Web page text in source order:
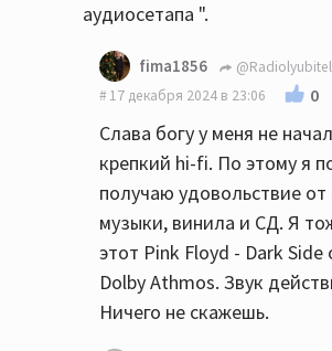
аудиосетапа ".
fima1856
@Radiolyubitel
17 декабря 2024 в 23:06
0
Слава богу у меня не
крепкий hi-fi. По этому я
получаю удовольствие от
музыки, винила и СД. Я
этот Pink Floyd - Dark
Dolby Athmos. Звук
Ничего не скажешь.